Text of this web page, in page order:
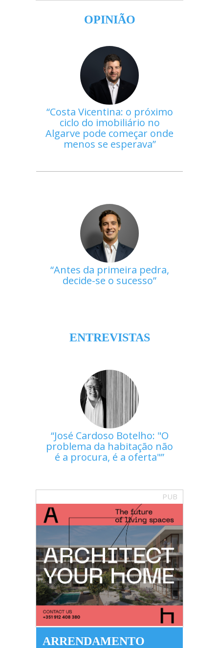
OPINIÃO
Costa Vicentina: o próximo
ciclo do imobiliário no
Algarve pode começar onde
menos se esperava
Antes da primeira pedra,
decide-se o sucesso
ENTREVISTAS
José Cardoso Botelho: "O
problema da habitação não
é a procura, é a oferta"
PUB
ARRENDAMENTO